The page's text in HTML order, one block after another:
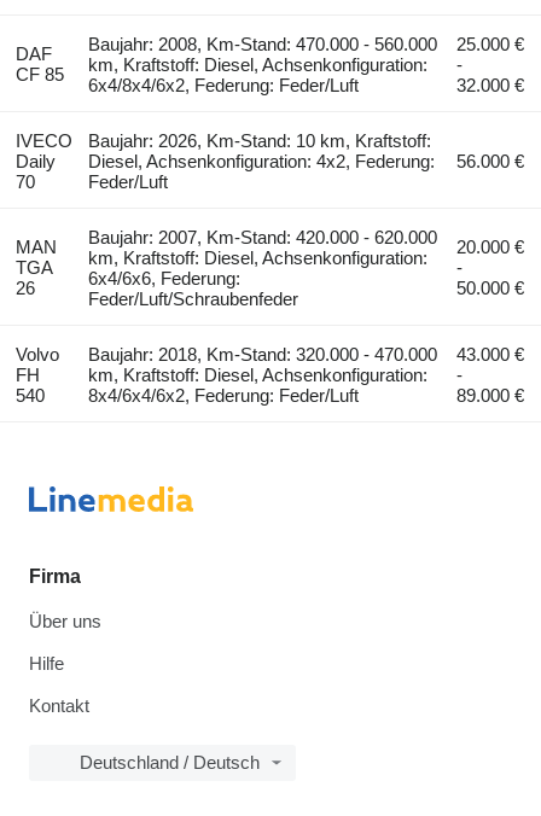
DAF
CF 85
Baujahr: 2008, Km-Stand: 470.000 - 560.000
km, Kraftstoff: Diesel, Achsenkonfiguration:
6x4/8x4/6x2, Federung: Feder/Luft
25.000 €
-
32.000 €
IVECO
Daily
70
Baujahr: 2026, Km-Stand: 10 km, Kraftstoff:
Diesel, Achsenkonfiguration: 4x2, Federung:
Feder/Luft
56.000 €
MAN
TGA
26
Baujahr: 2007, Km-Stand: 420.000 - 620.000
km, Kraftstoff: Diesel, Achsenkonfiguration:
6x4/6x6, Federung:
Feder/Luft/Schraubenfeder
20.000 €
-
50.000 €
Volvo
FH
540
Baujahr: 2018, Km-Stand: 320.000 - 470.000
km, Kraftstoff: Diesel, Achsenkonfiguration:
8x4/6x4/6x2, Federung: Feder/Luft
43.000 €
-
89.000 €
Firma
Über uns
Hilfe
Kontakt
Deutschland / Deutsch